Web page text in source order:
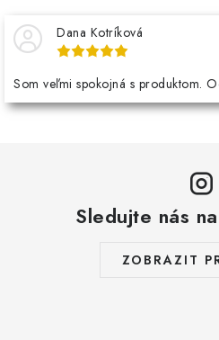
Dana Kotríková
Som veľmi spokojná s produktom.
Sledujte nás
ZOBRAZIT